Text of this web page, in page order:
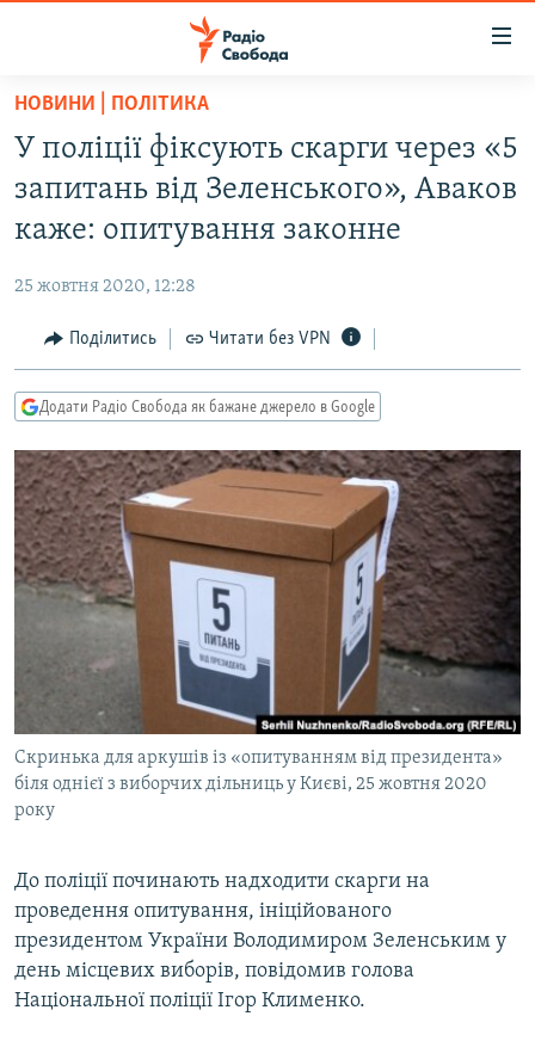
Перейти
основного
матеріалу
до
основної
Перейти
до
пошуку
РАДІО СВОБОДА – 70 РОКІВ
ВСЕ ЗА ДОБУ
СУСПІЛЬСТВО
УКРАЇНА
СВІТ
РОСІЙСЬКА «ФІЛЬТРАЦІЯ»
ДОНБАС.РЕАЛІЇ
ТИ ЯК?
СХЕМИ
КИТАЙ.ВИКЛИКИ
МУЛЬТИМЕДІА
ФОТО
СПЕЦПРОЄКТИ
КРИМ РЕАЛІЇ
РУС
УКР
КТАТ
НОВИНИ | ПОЛІТИКА
У поліції фіксують скарги через «5
запитань від Зеленського», Аваков
каже: опитування законне
25 жовтня 2020, 12:28
Поділитись Читати без VPN
Додати Радіо Свобода як бажане джерело в Google
Скринька для аркушів із «опитуванням від президента»
біля однієї з виборчих дільниць у Києві, 25 жовтня 2020
року
До поліції починають надходити скарги на
проведення опитування, ініційованого
президентом України Володимиром Зеленським у
день місцевих виборів, повідомив голова
Національної поліції Ігор Клименко.